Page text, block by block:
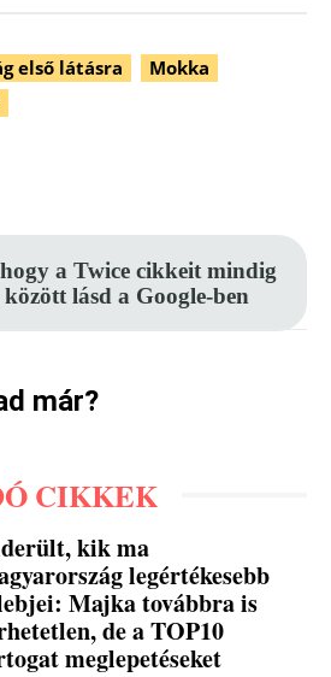
első látásra
Mokka
a Twice cikkeit mindig
között lásd a Google-ben
már?
CIKKEK
kik ma
legértékesebb
Majka továbbra is
de a TOP10
meglepetéseket